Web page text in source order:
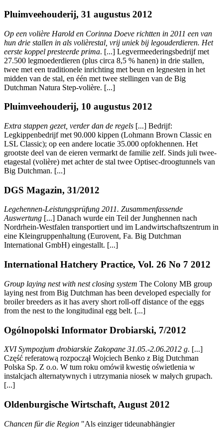
Pluimveehouderij, 31 augustus 2012
Op een volière Harold en Corinna Doeve richtten in 2011 een van
hun drie stallen in als volièrestal, vrij uniek bij legouderdieren. Het
eerste koppel presteerde prima. [...] Legvermeederingsbedrijf met
27.500 legmoederdieren (plus circa 8,5 % hanen) in drie stallen,
twee met een traditionele inrichting met beun en legnesten in het
midden van de stal, en één met twee stellingen van de Big
Dutchman Natura Step-volière. [...]
Pluimveehouderij, 10 augustus 2012
Extra stappen gezet, verder dan de regels [...] Bedrijf:
Legkippenbedrijf met 90.000 kippen (Lohmann Brown Classic en
LSL Classic); op een andere locatie 35.000 opfokhennen. Het
grootste deel van de eieren vermarkt de familie zelf. Sinds juli twee-
etagestal (volière) met achter de stal twee Optisec-droogtunnels van
Big Dutchman. [...]
DGS Magazin, 31/2012
Legehennen-Leistungsprüfung 2011. Zusammenfassende
Auswertung [...] Danach wurde ein Teil der Junghennen nach
Nordrhein-Westfalen transportiert und im Landwirtschaftszentrum in
eine Kleingruppenhaltung (Eurovent, Fa. Big Dutchman
International GmbH) eingestallt. [...]
International Hatchery Practice, Vol. 26 No 7 2012
Group laying nest with nest closing system The Colony MB group
laying nest from Big Dutchman has been developed especially for
broiler breeders as it has avery short roll-off distance of the eggs
from the nest to the longitudinal egg belt. [...]
Ogólnopolski Informator Drobiarski, 7/2012
XVI Sympozjum drobiarskie Zakopane 31.05.-2.06.2012 g. [...]
Część referatową rozpoczął Wojciech Benko z Big Dutchman
Polska Sp. Z o.o. W tum roku omówił kwestię oświetlenia w
instalcjach alternatywnych i utrzymania niosek w małych grupach.
[...]
Oldenburgische Wirtschaft, August 2012
Chancen für die Region "Als einziger tideunabhängier